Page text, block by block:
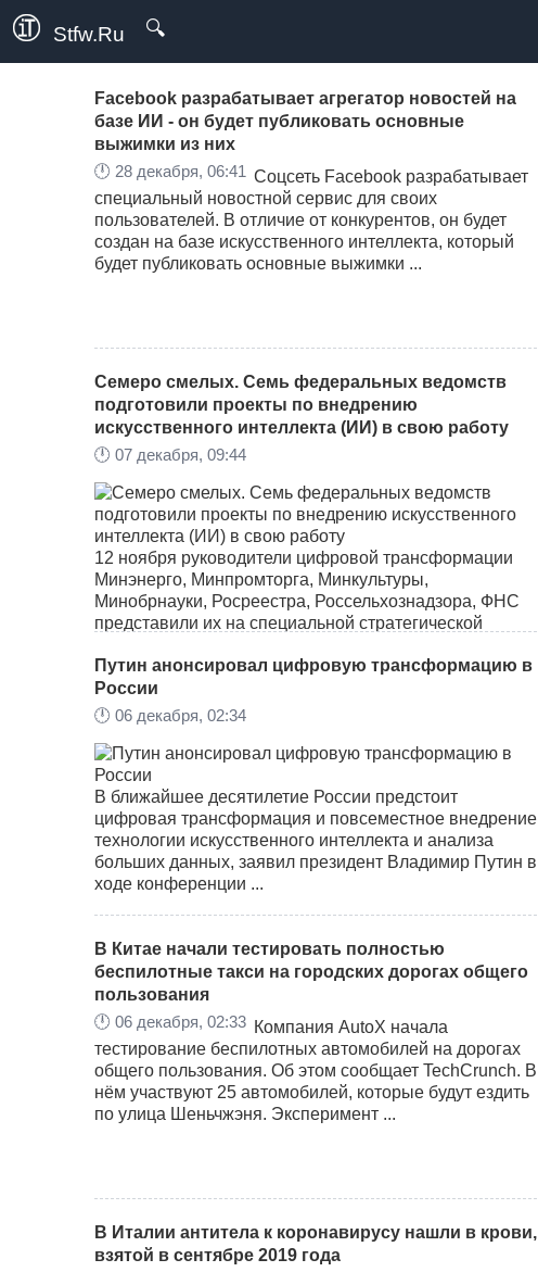
Stfw.Ru 🔍
Facebook разрабатывает агрегатор новостей на
базе ИИ - он будет публиковать основные
выжимки из них
🕛 28 декабря, 06:41 Соцсеть Facebook разрабатывает
специальный новостной сервис для своих
пользователей. В отличие от конкурентов, он будет
создан на базе искусственного интеллекта, который
будет публиковать основные выжимки ...
Семеро смелых. Семь федеральных ведомств
подготовили проекты по внедрению
искусственного интеллекта (ИИ) в свою работу
🕛 07 декабря, 09:44
12 ноября руководители цифровой трансформации
Минэнерго, Минпромторга, Минкультуры,
Минобрнауки, Росреестра, Россельхознадзора, ФНС
представили их на специальной стратегической
Путин анонсировал цифровую трансформацию в
России
🕛 06 декабря, 02:34
В ближайшее десятилетие России предстоит
цифровая трансформация и повсеместное внедрение
технологии искусственного интеллекта и анализа
больших данных, заявил президент Владимир Путин в
ходе конференции ...
В Китае начали тестировать полностью
беспилотные такси на городских дорогах общего
пользования
🕛 06 декабря, 02:33 Компания AutoX начала
тестирование беспилотных автомобилей на дорогах
общего пользования. Об этом сообщает TechCrunch. В
нём участвуют 25 автомобилей, которые будут ездить
по улица Шеньчжэня. Эксперимент ...
В Италии антитела к коронавирусу нашли в крови,
взятой в сентябре 2019 года